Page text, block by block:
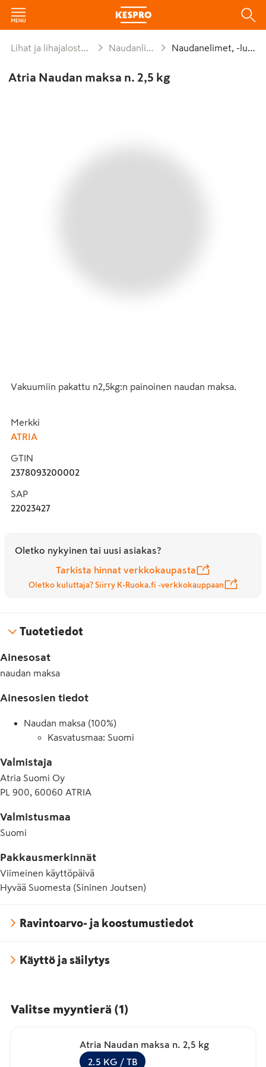
Lihat ja lihajalosteet Naudanliha Naudanelimet, -luut
Atria Naudan maksa n. 2,5 kg
Vakuumiin pakattu n2,5kg:n painoinen naudan maksa.
Merkki
ATRIA
GTIN
2378093200002
SAP
22023427
Oletko nykyinen tai uusi asiakas?
Tarkista hinnat verkkokaupasta
Oletko kuluttaja? Siirry K-Ruoka.fi -verkkokauppaan
Tuotetiedot
Ainesosat
naudan maksa
Ainesosien tiedot
Naudan maksa (100%)
Kasvatusmaa: Suomi
Valmistaja
Atria Suomi Oy
PL 900, 60060 ATRIA
Valmistusmaa
Suomi
Pakkausmerkinnät
Viimeinen käyttöpäivä
Hyvää Suomesta (Sininen Joutsen)
Ravintoarvo- ja koostumustiedot
Käyttö ja säilytys
Valitse myyntierä (1 )
Atria Naudan maksa n. 2,5 kg
2.5 KG / TB